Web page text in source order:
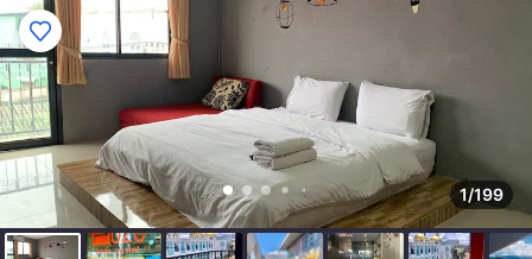
1/199